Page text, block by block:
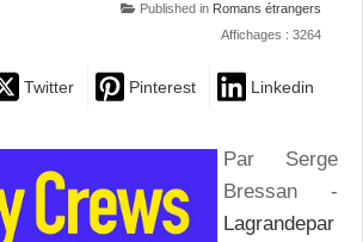
Published in Romans étrangers
Affichages : 3264
Twitter Pinterest Linkedin
Par Serge
Bressan -
Lagrandepar